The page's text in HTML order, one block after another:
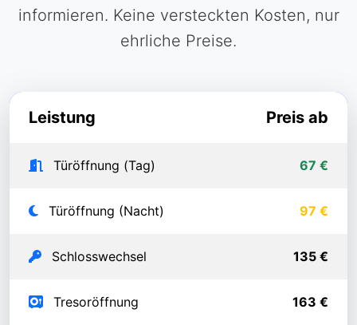
informieren. Keine versteckten Kosten, nur
ehrliche Preise.
Leistung Preis ab
Türöffnung (Tag) 67 €
Türöffnung (Nacht) 97 €
Schlosswechsel 135 €
Tresoröffnung 163 €